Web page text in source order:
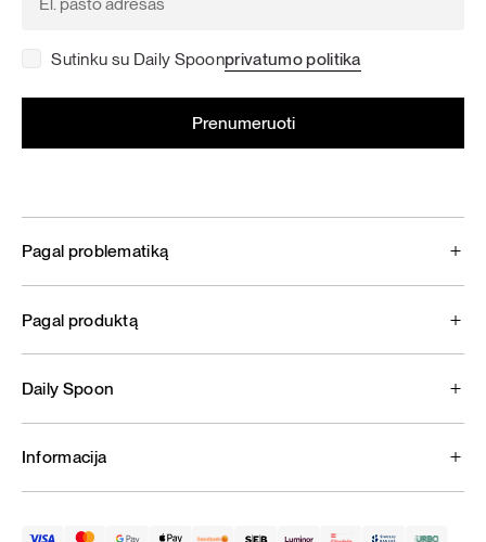
Sutinku su Daily Spoonprivatumo politika
Pagal problematiką
Pagal produktą
Daily Spoon
Informacija